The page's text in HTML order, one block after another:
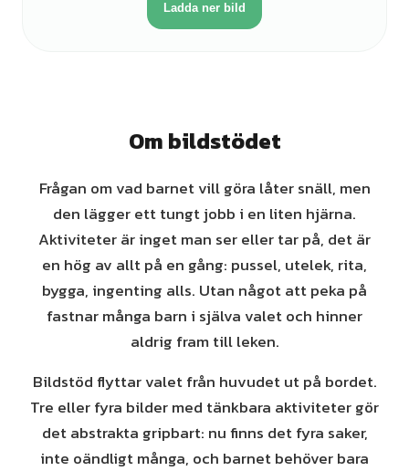
Ladda ner bild
Om bildstödet
Frågan om vad barnet vill göra låter snäll, men
den lägger ett tungt jobb i en liten hjärna.
Aktiviteter är inget man ser eller tar på, det är
en hög av allt på en gång: pussel, utelek, rita,
bygga, ingenting alls. Utan något att peka på
fastnar många barn i själva valet och hinner
aldrig fram till leken.
Bildstöd flyttar valet från huvudet ut på bordet.
Tre eller fyra bilder med tänkbara aktiviteter gör
det abstrakta gripbart: nu finns det fyra saker,
inte oändligt många, och barnet behöver bara